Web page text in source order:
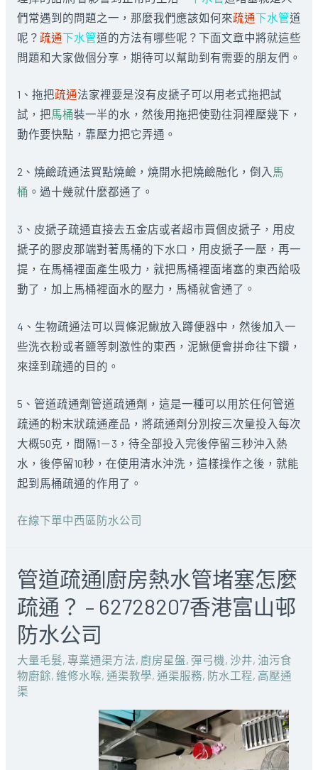
們常遇到的問題之一，那麼我們應該如何來疏通下水管道
呢？ 疏通下水管道的方法有哪些呢？下面文章中將就這些
問題和大家做個分享，期待可以幫助到有需要的朋友們。
1、拖把疏通法家裡要是沒有皮搋子可以用老式拖把試
試，把馬桶裝一半的水，然後用拖把使勁往洞裡壓幾下，
動作要快點，靠壓力把它弄通。
2、燒鹼疏通法買點燒鹼，燒開水把燒鹼融化，倒入 馬
桶 。過十幾就什麼都通了。
3、皮搋子疏通直接去五金店或者超市買個皮搋子，用皮
搋子的膠皮那端對著馬桶的下水口，用皮搋子一壓，再一
提，在馬桶裡面產生吸力，就把馬桶裡面堵塞的東西給吸
動了，加上馬桶裡面水的壓力，馬桶就會通了。
4、生物疏通法可以買條泥鰍放入蹲便器中，然後加入一
些洗衣粉或者鹽等刺激性的東西，泥鰍便會拼命往下鑽，
來達到疏通的目的。
5、管道疏通劑管道疏通劑，這是一種可以用於任何管道
疏通的粉末狀疏通產品，將疏通劑分別按三次量投入每次
大概50克，間隔1－3，待全部投入完後停留三秒沖入熱
水，後停留10秒，在使用清水沖洗，這樣操作之後，就能
起到馬桶疏通的作用了。
在線下單中西區防水公司
管道疏通|廚房熱水管堵塞怎麼
疏通？ – 62728207香港富山邨
防水公司
大量毛髮, 專業通渠方法, 廚房星盤, 彈弓機, 沙井, 油污食
物廚餘, 維修水喉, 通渠教學, 通渠服務, 防水工程, 高壓通
渠